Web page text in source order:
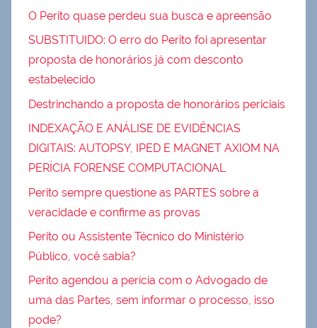
O Perito quase perdeu sua busca e apreensão
SUBSTITUIDO: O erro do Perito foi apresentar
proposta de honorários já com desconto
estabelecido
Destrinchando a proposta de honorários periciais
INDEXAÇÃO E ANÁLISE DE EVIDÊNCIAS
DIGITAIS: AUTOPSY, IPED E MAGNET AXIOM NA
PERÍCIA FORENSE COMPUTACIONAL
Perito sempre questione as PARTES sobre a
veracidade e confirme as provas
Perito ou Assistente Técnico do Ministério
Público, você sabia?
Perito agendou a perícia com o Advogado de
uma das Partes, sem informar o processo, isso
pode?